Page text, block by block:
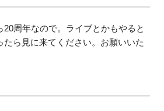
周年なので。ライブとかもやると
たら見に来てください。お願いいた